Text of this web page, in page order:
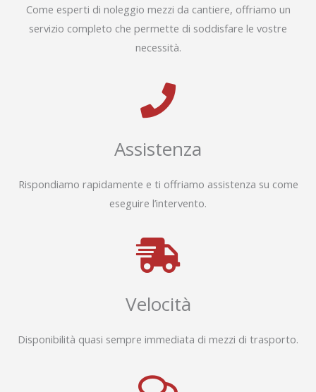
Come esperti di noleggio mezzi da cantiere, offriamo un
servizio completo che permette di soddisfare le vostre
necessità.
Assistenza
Rispondiamo rapidamente e ti offriamo assistenza su come
eseguire l’intervento.
Velocità
Disponibilità quasi sempre immediata di mezzi di trasporto.